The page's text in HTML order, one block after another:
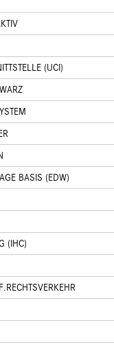
(UCI)
BASIS (EDW)
(IHC)